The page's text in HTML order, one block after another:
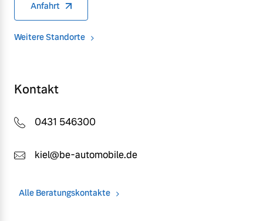
Anfahrt
Weitere Standorte
Kontakt
0431 546300
kiel@be-automobile.de
Alle Beratungskontakte